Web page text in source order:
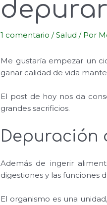
1 comentario /Salud / Por
Me gustaría empezar un
ganar calidad de vida
El post de hoy nos da
grandes sacrificios.
Depuración
Además de ingerir
digestiones y las funciones
El organismo es una